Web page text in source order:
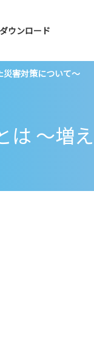
ウンロード
害対策について～
～増